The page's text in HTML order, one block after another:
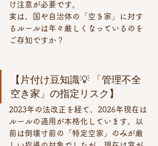
け注意が必要です。
実は、国や自治体の「空き家」に対す
るルールは年々厳しくなっているのを
ご存知ですか？
【片付け豆知識💡 「管理不全
空き家」の指定リスク】
2023年の法改正を経て、2026年現在は
ルールの適用が本格化しています。以
前は倒壊寸前の「特定空家」のみが厳